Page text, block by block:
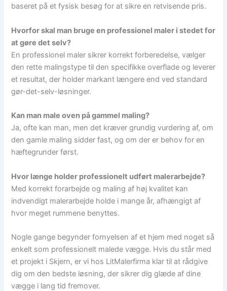
baseret på et fysisk besøg for at sikre en retvisende pris.
Hvorfor skal man bruge en professionel maler i stedet for
at gøre det selv?
En professionel maler sikrer korrekt forberedelse, vælger
den rette malingstype til den specifikke overflade og leverer
et resultat, der holder markant længere end ved standard
gør-det-selv-løsninger.
Kan man male oven på gammel maling?
Ja, ofte kan man, men det kræver grundig vurdering af, om
den gamle maling sidder fast, og om der er behov for en
hæftegrunder først.
Hvor længe holder professionelt udført malerarbejde?
Med korrekt forarbejde og maling af høj kvalitet kan
indvendigt malerarbejde holde i mange år, afhængigt af
hvor meget rummene benyttes.
Nogle gange begynder fornyelsen af et hjem med noget så
enkelt som professionelt malede vægge. Hvis du står med
et projekt i Skjern, er vi hos LitMalerfirma klar til at rådgive
dig om den bedste løsning, der sikrer dig glæde af dine
vægge i lang tid fremover.